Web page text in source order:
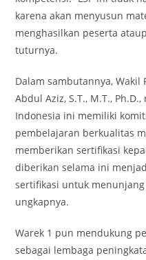
karena akan menyusun
menghasilkan peserta
tuturnya.
Dalam sambutannya, Wakil
Abdul Aziz, S.T., M.T.,
Indonesia ini memiliki
pembelajaran berkualitas
memberikan sertifikasi
diberikan selama ini
sertifikasi untuk
ungkapnya.
Warek 1 pun mendukung
sebagai lembaga